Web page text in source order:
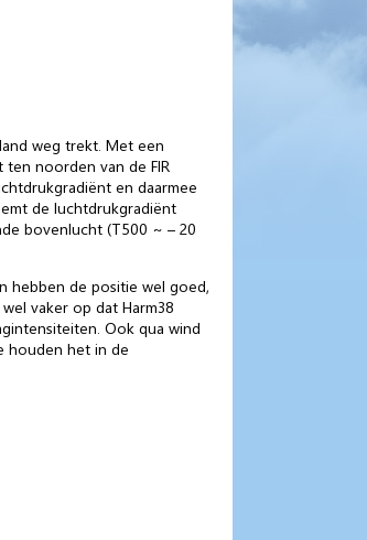
weg trekt. Met een
noorden van de FIR
en daarmee
de luchtdrukgradiënt
bovenlucht (T500 ~ – 20
hebben de positie wel goed,
vaker op dat Harm38
Ook qua wind
houden het in de